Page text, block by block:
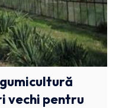
vechi pentru